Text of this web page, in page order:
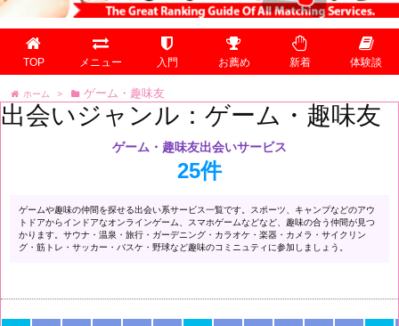
TOP メニュー 入門 お薦め 新着 体験談
ホーム > ゲーム・趣味友
出会いジャンル：ゲーム・趣味友
ゲーム・趣味友出会いサービス
25件
ゲームや趣味の仲間を探せる出会い系サービス一覧です。スポーツ、キャンプなどのアウ
トドアからインドアなオンラインゲーム、スマホゲームなどなど、趣味の合う仲間が見つ
かります。サウナ・温泉・旅行・ガーデニング・カラオケ・楽器・カメラ・サイクリン
グ・筋トレ・サッカー・バスケ・野球など趣味のコミニュティに参加しましょう。